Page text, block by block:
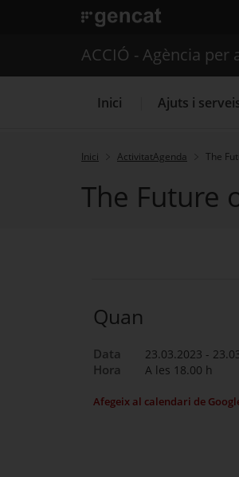
. Obre en una nova finestra.
Serveis
ACCIÓ - Agència
Inici Ajuts i
Inici ActivitatAgenda The
The Future
Quan
Data 23.03.2023 -
Hora A les 18.00 h
Afegeix al calendari de